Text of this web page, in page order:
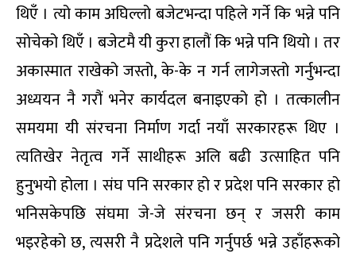
थिएँ । त्यो काम अघिल्लो बजेटभन्दा पहिले गर्ने कि भन्ने पनि
सोचेको थिएँ । बजेटमै यी कुरा हालौं कि भन्ने पनि थियो । तर
अकास्मात राखेको जस्तो, के-के न गर्न लागेजस्तो गर्नुभन्दा
अध्ययन नै गरौं भनेर कार्यदल बनाइएको हो । तत्कालीन
समयमा यी संरचना निर्माण गर्दा नयाँ सरकारहरू थिए ।
त्यतिखेर नेतृत्व गर्ने साथीहरू अलि बढी उत्साहित पनि
हुनुभयो होला । संघ पनि सरकार हो र प्रदेश पनि सरकार हो
भनिसकेपछि संघमा जे-जे संरचना छन् र जसरी काम
भइरहेको छ, त्यसरी नै प्रदेशले पनि गर्नुपर्छ भन्ने उहाँहरूको